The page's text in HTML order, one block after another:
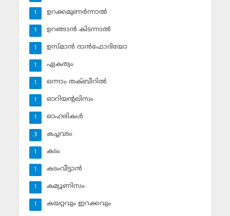
ഉറക്കമുണര്‍ന്നാല്‍
1
ഉറങ്ങാന്‍ കിടന്നാല്‍
1
ഉസ്മാന്‍ ദാന്‍ഫോദിയോ
1
ഏകത്വം
1
ഒന്നാം തക്ബീറില്‍
1
ഓറിയന്റലിസം
1
ഓഹരികള്‍
1
കച്ചവടം
3
കടം
1
കടംവീട്ടാന്‍
1
കമ്യൂണിസം
1
കയറ്റവും ഇറക്കവും
1